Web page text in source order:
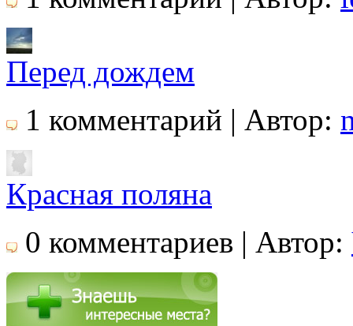
Перед дождем
1 комментарий | Автор:
Красная поляна
0 комментариев | Автор: